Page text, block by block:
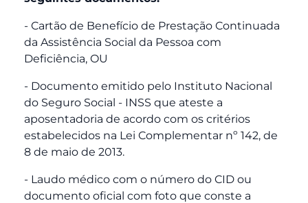
- Cartão de Benefício de Prestação Continuada
da Assistência Social da Pessoa com
Deficiência, OU
- Documento emitido pelo Instituto Nacional
do Seguro Social - INSS que ateste a
aposentadoria de acordo com os critérios
estabelecidos na Lei Complementar nº 142, de
8 de maio de 2013.
- Laudo médico com o número do CID ou
documento oficial com foto que conste a